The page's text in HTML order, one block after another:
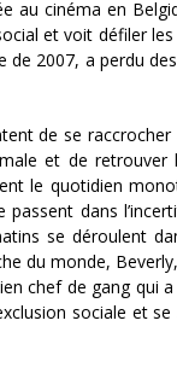
au cinéma en
et voit défiler
2007, a perdu
de se raccrocher
et de retrouver
le quotidien
dans
se déroulent
du monde,
chef de gang qui
sociale et